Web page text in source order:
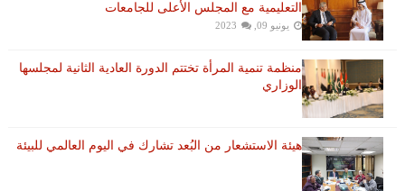
التعليمية مع المجلس الأعلى للجامعات
يونيو 09, 2023
منظمة تنمية المرأة تختتم الدورة العادية الثانية لمجلسها
الوزاري
هيئة الاستشعار من البُعد تشارك في اليوم العالمي للبيئة